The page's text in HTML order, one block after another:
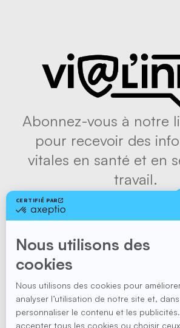
Abonnez-vous à notre
pour recevoir des
vitales en santé et en
travail.